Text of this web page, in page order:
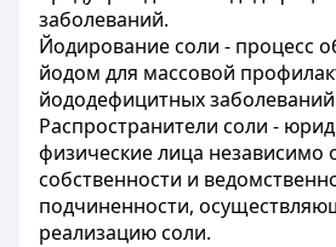
заболеваний.
Йодирование соли - процесс
йодом для массовой
йододефицитных
Распространители соли -
физические лица независимо
собственности и
подчиненности,
реализацию соли.